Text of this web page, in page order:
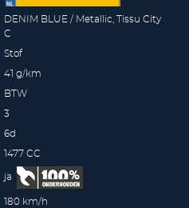
DENIM BLUE / Metallic, Tissu City
C
Stof
41 g/km
BTW
3
6d
1477 CC
ja
180 km/h